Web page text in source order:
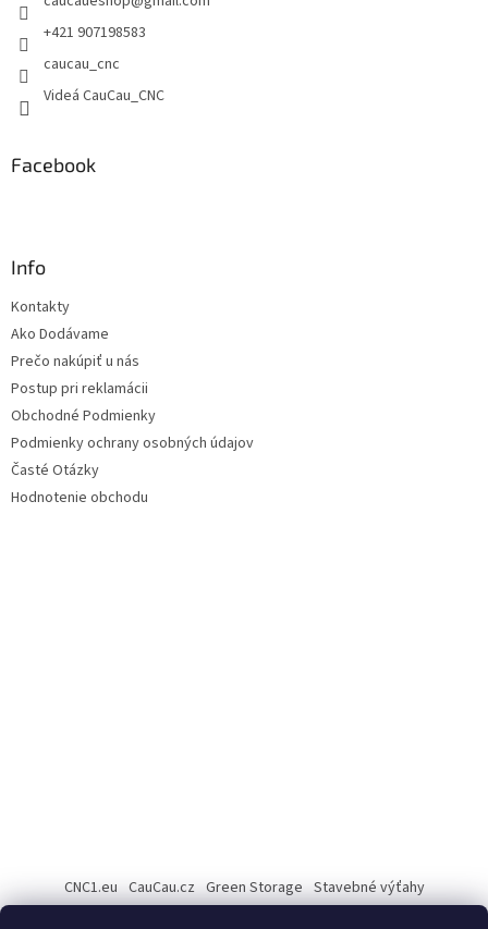
+421 907198583
caucau_cnc
Videá CauCau_CNC
Facebook
Info
Kontakty
Ako Dodávame
Prečo nakúpiť u nás
Postup pri reklamácii
Obchodné Podmienky
Podmienky ochrany osobných údajov
Časté Otázky
Hodnotenie obchodu
CNC1.eu CauCau.cz Green Storage Stavebné výťahy